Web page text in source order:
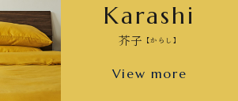
Karashi
芥子 【からし】
View more